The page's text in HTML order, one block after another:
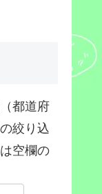
都道府
絞り込
空欄の